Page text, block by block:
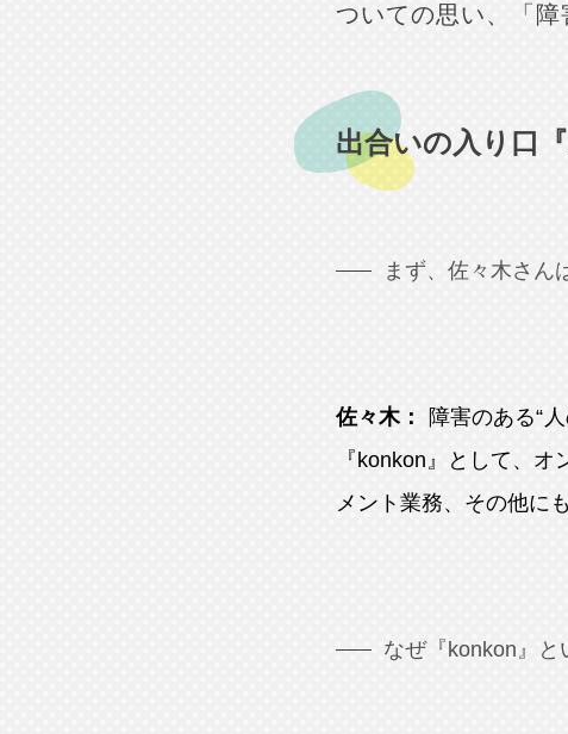
ついての思い、「障
出合いの入り口
まず、佐々木さん
佐々木：
障害のある“
『konkon』として、
メント業務、その他に
なぜ『konkon』と